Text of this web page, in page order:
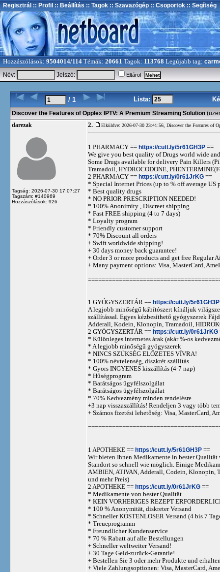
Regisztrál :: Profil :: Beállítás :: Tagok :: Szavazógép :: Csoportok :: Segítség
Hozzászólások: 9504014/114 Témák: 20661 Tagok: 113768 Legújabb tag:
Név:
Jelszó: Eltárol
/ 1 Lista:
Discover the Features of Opplex IPTV: A Premium Streaming Solution
darezak
Tagság: 2026-07-30 17:07:27
Tagszám: #140969
Hozzászólások: 926
2. Elküldve: 2026-07-30 23:41:56, Discover the Features of
1 PHARMACY == https://cutt.ly/5r61GH3P ==
We give you best quality of Drugs world wide
Some Drugs available for delivery Pain Killers
Tramadoil, HYDROCODONE,
2 PHARMACY == https://cutt.ly/0r61JrKG ==
* Special Internet Prices (up to % off average US
* Best quality drugs
* NO PRIOR PRESCRIPTION NEEDED!
* 100% Anonimity , Discreet shipping
* Fast FREE shipping (4 to 7 days)
* Loyalty program
* Friendly customer support
* 70% Discount all orders
+ Swift worldwide shipping!
+ 30 days money back guarantee!
+ Order 3 or more products and get free Regular
+ Many payment options: Visa, MasterCard,
1 GYÓGYSZERTÁR == https://cutt.ly/5r61GH3P
A legjobb minőségű kábítószert kínáljuk
szállítással. Egyes kézbesíthető gyógyszerek
Adderall, Kodein, Klonopin, Tramadoil,
2 GYÓGYSZERTÁR == https://cutt.ly/0r61JrKG
* Különleges internetes árak (akár %-os
* A legjobb minőségű gyógyszerek
* NINCS SZÜKSÉG ELŐZETES VÍVRA!
* 100% névtelenség, diszkrét szállítás
* Gyors INGYENES kiszállítás (4-7 nap)
* Hűségprogram
* Barátságos ügyfélszolgálat
* Barátságos ügyfélszolgálat
* 70% Kedvezmény minden rendelésre
+3 nap visszaszállítás! Rendeljen 3 vagy több
+ Számos fizetési lehetőség: Visa, MasterCard,
1 APOTHEKE == https://cutt.ly/5r61GH3P ==
Wir bieten Ihnen Medikamente in bester
Standort so schnell wie möglich. Einige
AMBIEN, ATIVAN, Adderall, Codein, Klonopin,
und mehr Preis)
2 APOTHEKE == https://cutt.ly/0r61JrKG ==
* Medikamente von bester Qualität
* KEIN VORHERIGES REZEPT
* 100 % Anonymität, diskreter Versand
* Schneller KOSTENLOSER Versand (4 bis 7
* Treueprogramm
* Freundlicher Kundenservice
* 70 % Rabatt auf alle Bestellungen
+ Schneller weltweiter Versand!
+ 30 Tage Geld-zurück-Garantie!
+ Bestellen Sie 3 oder mehr Produkte und
+ Viele Zahlungsoptionen: Visa, MasterCard,